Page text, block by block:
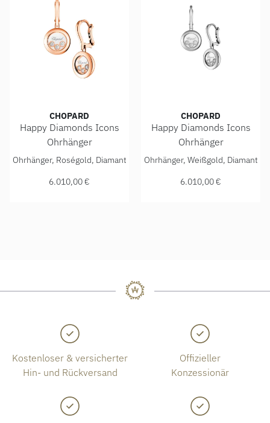
CHOPARD
Happy Diamonds Icons
Ohrhänger
Chopard Happy Diamonds Icons Ohrhänger, Ref: 83A018-
Ohrhänger, Roségold, Diamant
6.010,00 €
CHOPARD
Happy Diamonds Icons
Ohrhänger
Chopard Happy Diamonds
Ohrhänger, Weißgold, Diamant
6.010,00 €
Kostenloser & versicherter
Hin- und Rückversand
Offizieller
Konzessionär